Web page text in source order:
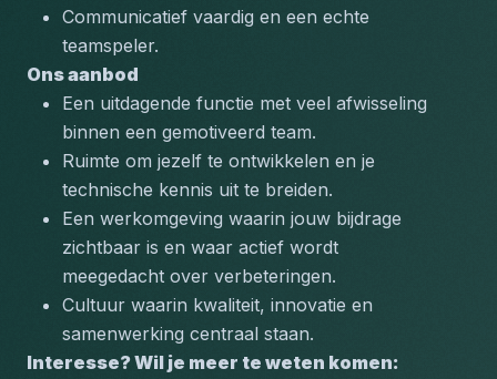
Communicatief vaardig en een echte
teamspeler.
Ons aanbod
Een uitdagende functie met veel afwisseling
binnen een gemotiveerd team.
Ruimte om jezelf te ontwikkelen en je
technische kennis uit te breiden.
Een werkomgeving waarin jouw bijdrage
zichtbaar is en waar actief wordt
meegedacht over verbeteringen.
Cultuur waarin kwaliteit, innovatie en
samenwerking centraal staan.
Interesse? Wil je meer te weten komen: